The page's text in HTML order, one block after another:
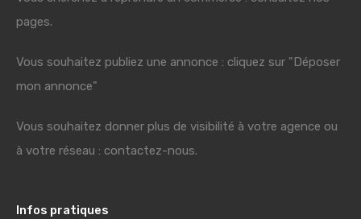
pages.
Vous souhaitez publiez une annonce : cliquez sur "Déposer
mon annonce"
Vous souhaitez donner plus de visibilité à votre agence ou
à votre réseau : contactez-nous.
Infos pratiques